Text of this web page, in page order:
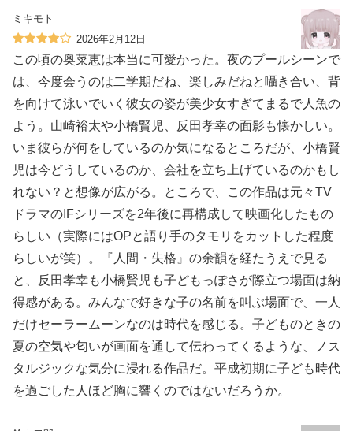
ミキモト
2026年2月12日
この頃の奥菜恵は本当に可愛かった。夜のプールシーンで
は、今度会うのは二学期だね、楽しみだねと囁き合い、背
を向けて泳いでいく彼女の姿が美少女すぎてまるで人魚の
よう。山崎裕太や小橋賢児、反田孝幸の面影も懐かしい。
いま彼らが何をしているのか気になるところだが、小橋賢
児は今どうしているのか、会社を立ち上げているのかもし
れない？と想像が広がる。ところで、この作品は元々TV
ドラマのIFシリーズを2年後に再構成して映画化したもの
らしい（実際にはOPと語り手のタモリをカットした程度
らしいが笑）。『人間・失格』の余韻を経たうえで見る
と、反田孝幸も小橋賢児も子どもっぽさが際立つ場面は納
得感がある。みんなで好きな子の名前を叫ぶ場面で、一人
だけセーラームーンなのは時代を感じる。子どものときの
夏の空気や匂いが画面を通して伝わってくるような、ノス
タルジックな気分に浸れる作品だ。平成初期に子ども時代
を過ごした人ほど胸に響くのではないだろうか。